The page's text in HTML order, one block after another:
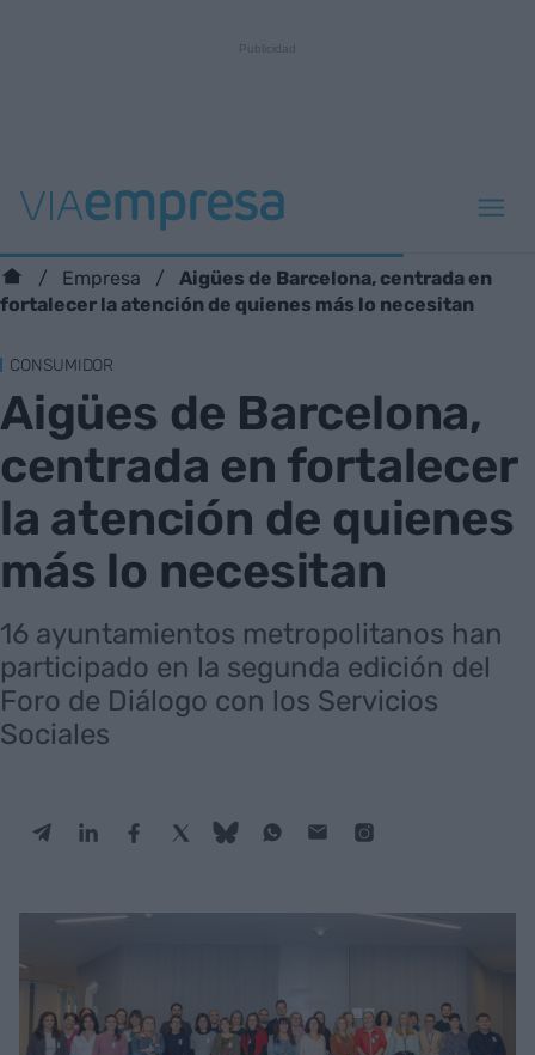
Empresa
Aigües de Barcelona, centrada en
fortalecer la atención de quienes más lo necesitan
CONSUMIDOR
Aigües de Barcelona,
centrada en fortalecer
la atención de quienes
más lo necesitan
16 ayuntamientos metropolitanos han
participado en la segunda edición del
Foro de Diálogo con los Servicios
Sociales